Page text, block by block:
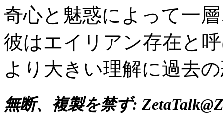
奇心と魅惑によって一
彼はエイリアン存在と
より大きい理解に過去
無断、複製を禁ず: